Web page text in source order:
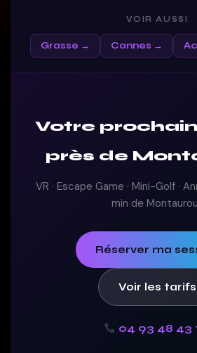
VOIR AUSSI
Grasse → Cannes →
Votre
près de
VR · Escape Game · Mini-Golf ·
min de
Réserver ma
Voir les tarifs
04 93 48 43